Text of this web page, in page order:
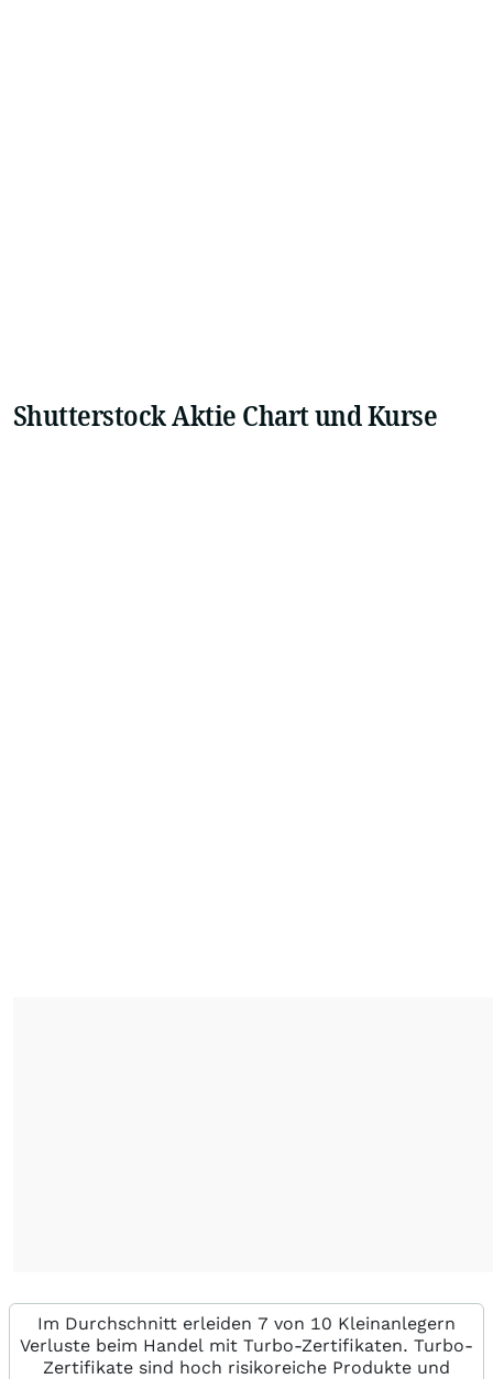
Shutterstock Aktie Chart und Kurse
Im Durchschnitt erleiden 7 von 10 Kleinanlegern
Verluste beim Handel mit Turbo-Zertifikaten. Turbo-
Zertifikate sind hoch risikoreiche Produkte und